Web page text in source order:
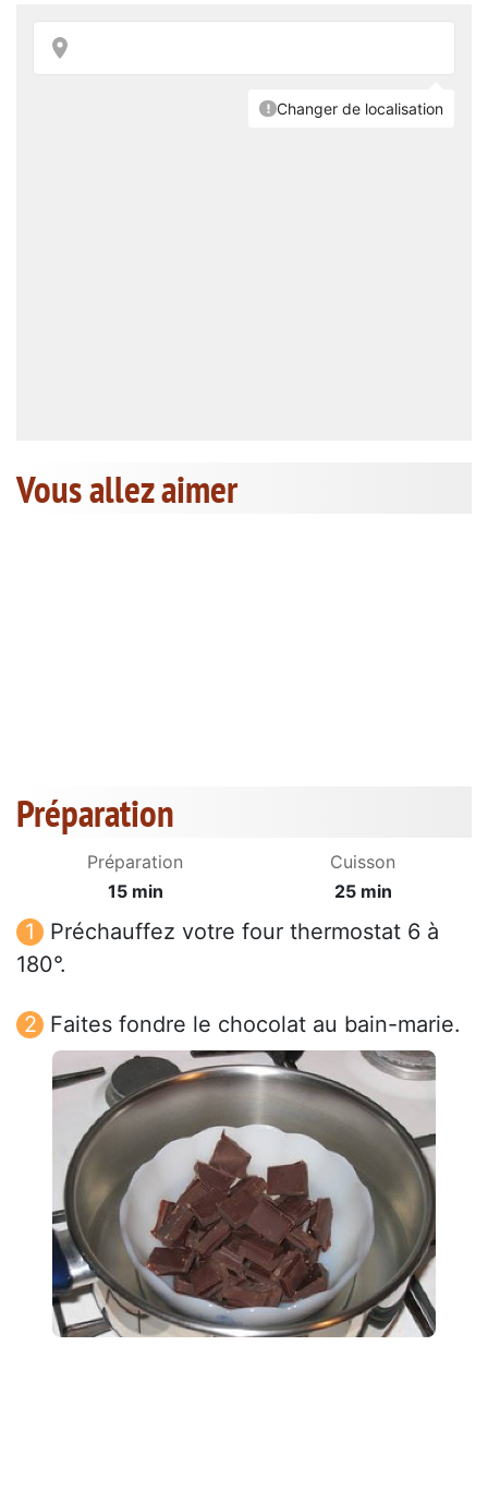
Vous allez aimer
Préparation
Préparation
15 min
Cuisson
25 min
Préchauffez votre four thermostat 6 à
180°.
Faites fondre le chocolat au bain-marie.